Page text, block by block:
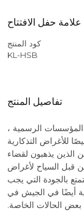
علامة حفل الافتتاح
كود المنتج
KL-HSB
تفاصيل المنتج
المؤسسات الرسمية ،
للأغراض التذكارية
الذين يذهبون لقضاء
قبل السياح لأغراض
بالجودة التي يجب
أيضًا في الجيش في
بعض الحالات الخاصة.